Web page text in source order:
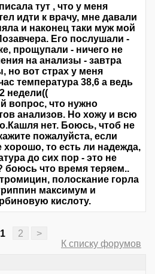
тут , что у меня
идти к врачу, мне давали
и наконец таки муж мой
Его послушали -
прощупали - ничего не
на анализы - завтра
но вот страх у меня
температура 38,6 а ведь
недели((
вопрос, что нужно
анализов. Но хожу и всю
нет. Боюсь, чтоб не
пожалуйста, если
хорошо, то есть ли надежда,
до сих пор - это не
боюсь что время теряем..
полоскание горла
максимум и
кислоту.
1
2
>
К списку форумов